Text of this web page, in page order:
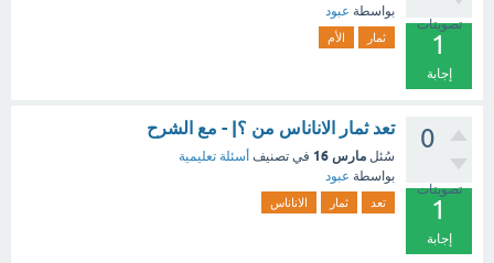
تصويتات
1
إجابة
بواسطة عبود
ثمار الأم
0
تصويتات
1
إجابة
تعد ثمار الاناناس من ؟| - مع الشرح
سُئل مارس 16 في تصنيف أسئلة تعليمية
بواسطة عبود
تعد ثمار الاناناس